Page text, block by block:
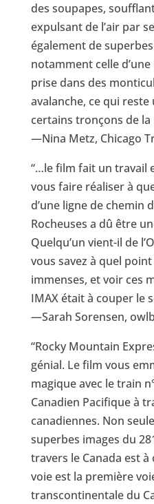
des soupapes,
expulsant de l’air par
également de
notamment celle
prise dans des
avalanche, ce qui
certains tronçons de la
—Nina Metz, Chicago
“…le film fait un travail
vous faire réaliser à
d’une ligne de chemin
Rocheuses a dû être
Quelqu’un vient-il de
vous savez à quel
immenses, et voir ces
IMAX était à couper le
—Sarah Sorensen,
“Rocky Mountain
génial. Le film vous
magique avec le train
Canadien Pacifique à
canadiennes. Non
superbes images du
travers le Canada est
voie est la première
transcontinentale du